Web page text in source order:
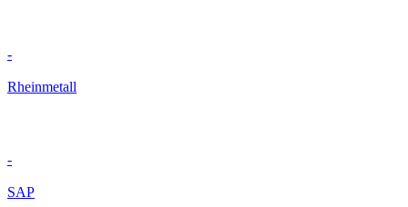
-
Rheinmetall
-
SAP